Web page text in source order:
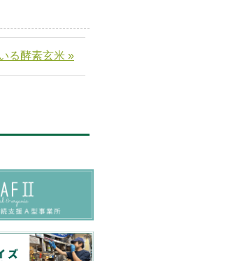
る酵素玄米 »